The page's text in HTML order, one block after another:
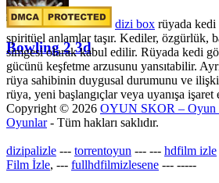
Bowling 2 3d
dizi box rüyada
spiritüel anlamlar taşır. Kediler, özgürlük,
simgesi olarak kabul edilir. Rüyada kedi
gücünü keşfetme arzusunu yansıtabilir.
rüya sahibinin duygusal durumunu ve
rüya, yeni başlangıçlar veya uyanışa işaret
Copyright © 2026 OYUN SKOR – Oyun
Oyunlar- Tüm hakları saklıdır.
dizipalizle --- torrentoyun --- --- hdfilm izle
Film İzle, --- fullhdfilmizlesene --- -----